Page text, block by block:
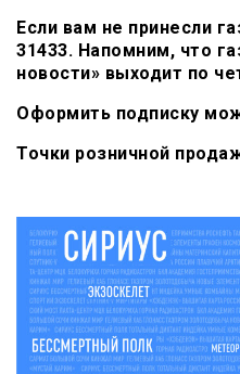
Если вам не принесли
31433. Напомним, что
новости» выходит по
Оформить подписку
Точки розничной